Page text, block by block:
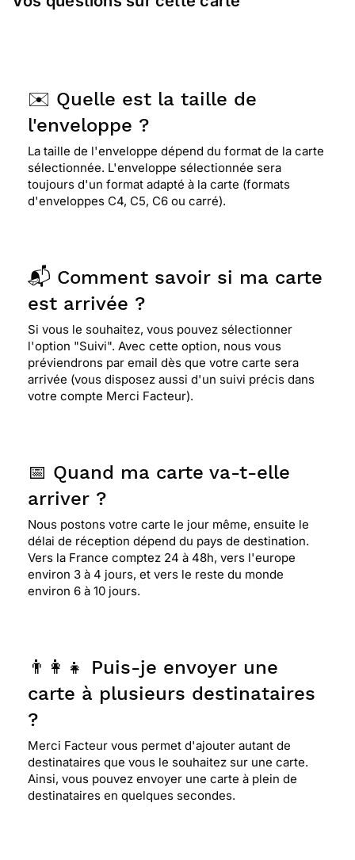
✉️ Quelle est la taille de
l'enveloppe ?
La taille de l'enveloppe dépend du format de la carte
sélectionnée. L'enveloppe sélectionnée sera
toujours d'un format adapté à la carte (formats
d'enveloppes C4, C5, C6 ou carré).
📬 Comment savoir si ma carte
est arrivée ?
Si vous le souhaitez, vous pouvez sélectionner
l'option "Suivi". Avec cette option, nous vous
préviendrons par email dès que votre carte sera
arrivée (vous disposez aussi d'un suivi précis dans
votre compte Merci Facteur).
📅 Quand ma carte va-t-elle
arriver ?
Nous postons votre carte le jour même, ensuite le
délai de réception dépend du pays de destination.
Vers la France comptez 24 à 48h, vers l'europe
environ 3 à 4 jours, et vers le reste du monde
environ 6 à 10 jours.
👨‍👩‍👧 Puis-je envoyer une
carte à plusieurs destinataires
?
Merci Facteur vous permet d'ajouter autant de
destinataires que vous le souhaitez sur une carte.
Ainsi, vous pouvez envoyer une carte à plein de
destinataires en quelques secondes.